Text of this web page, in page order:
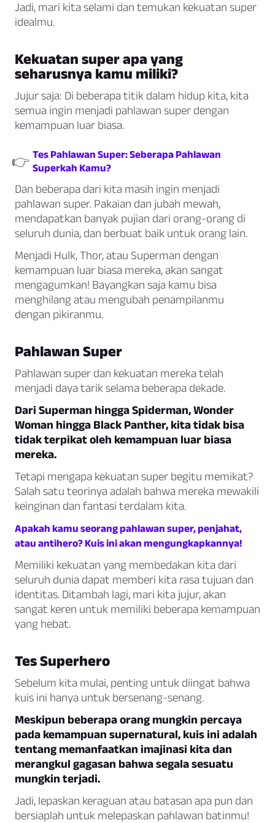
Jadi, mari kita selami dan temukan kekuatan super
idealmu.
Kekuatan super apa yang
seharusnya kamu miliki?
Jujur saja: Di beberapa titik dalam hidup kita, kita
semua ingin menjadi pahlawan super dengan
kemampuan luar biasa.
👉 Tes Pahlawan Super: Seberapa Pahlawan
Superkah Kamu?
Dan beberapa dari kita masih ingin menjadi
pahlawan super. Pakaian dan jubah mewah,
mendapatkan banyak pujian dari orang-orang di
seluruh dunia, dan berbuat baik untuk orang lain.
Menjadi Hulk, Thor, atau Superman dengan
kemampuan luar biasa mereka, akan sangat
mengagumkan! Bayangkan saja kamu bisa
menghilang atau mengubah penampilanmu
dengan pikiranmu.
Pahlawan Super
Pahlawan super dan kekuatan mereka telah
menjadi daya tarik selama beberapa dekade.
Dari Superman hingga Spiderman, Wonder
Woman hingga Black Panther, kita tidak bisa
tidak terpikat oleh kemampuan luar biasa
mereka.
Tetapi mengapa kekuatan super begitu memikat?
Salah satu teorinya adalah bahwa mereka mewakili
keinginan dan fantasi terdalam kita.
Apakah kamu seorang pahlawan super, penjahat,
atau antihero? Kuis ini akan mengungkapkannya!
Memiliki kekuatan yang membedakan kita dari
seluruh dunia dapat memberi kita rasa tujuan dan
identitas. Ditambah lagi, mari kita jujur, akan
sangat keren untuk memiliki beberapa kemampuan
yang hebat.
Tes Superhero
Sebelum kita mulai, penting untuk diingat bahwa
kuis ini hanya untuk bersenang-senang.
Meskipun beberapa orang mungkin percaya
pada kemampuan supernatural, kuis ini adalah
tentang memanfaatkan imajinasi kita dan
merangkul gagasan bahwa segala sesuatu
mungkin terjadi.
Jadi, lepaskan keraguan atau batasan apa pun dan
bersiaplah untuk melepaskan pahlawan batinmu!